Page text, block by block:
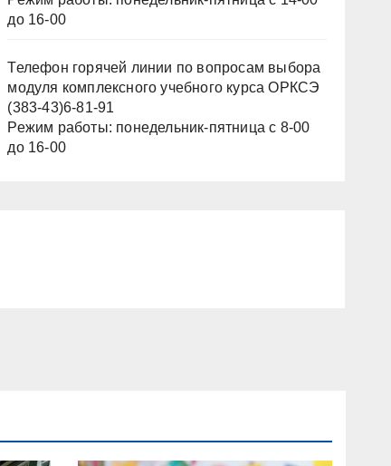
до 16-00
Телефон горячей линии по вопросам выбора
модуля комплексного учебного курса ОРКСЭ
(383-43)6-81-91
Режим работы: понедельник-пятница с 8-00
до 16-00